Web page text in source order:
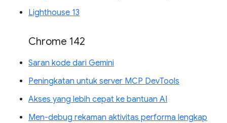
Lighthouse 13
Chrome 142
Saran kode dari Gemini
Peningkatan untuk server MCP DevTools
Akses yang lebih cepat ke bantuan AI
Men-debug rekaman aktivitas performa lengkap